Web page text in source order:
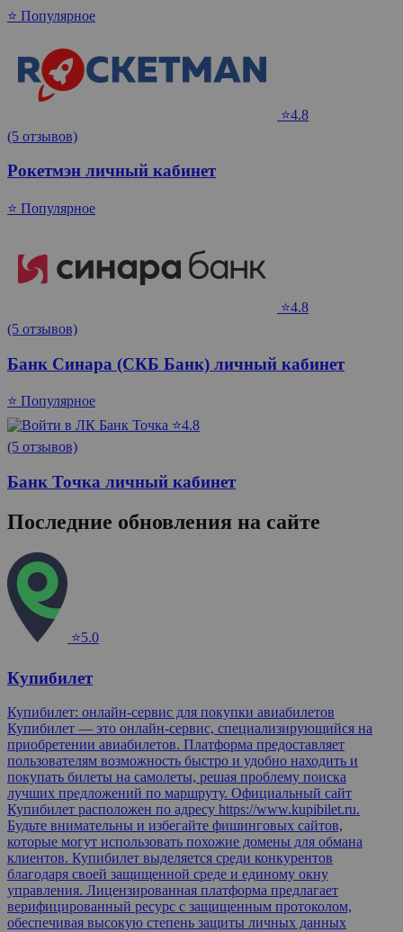
⭐ Популярное
⭐4.8
(5 отзывов)
Рокетмэн личный кабинет
⭐ Популярное
⭐4.8
(5 отзывов)
Банк Синара (СКБ Банк) личный кабинет
⭐ Популярное
⭐4.8
(5 отзывов)
Банк Точка личный кабинет
Последние обновления на сайте
⭐5.0
Купибилет
Купибилет: онлайн-сервис для покупки авиабилетов
Купибилет — это онлайн-сервис, специализирующийся на
приобретении авиабилетов. Платформа предоставляет
пользователям возможность быстро и удобно находить и
покупать билеты на самолеты, решая проблему поиска
лучших предложений по маршруту. Официальный сайт
Купибилет расположен по адресу https://www.kupibilet.ru.
Будьте внимательны и избегайте фишинговых сайтов,
которые могут использовать похожие домены для обмана
клиентов. Купибилет выделяется среди конкурентов
благодаря своей защищенной среде и единому окну
управления. Лицензированная платформа предлагает
верифицированный ресурс с защищенным протоколом,
обеспечивая высокую степень защиты личных данных